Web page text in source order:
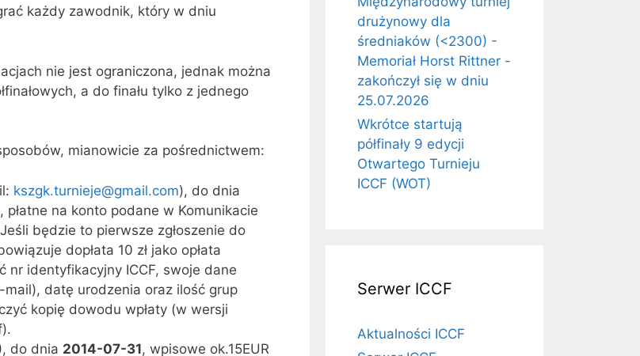
każdy zawodnik, który w dniu
nie jest ograniczona, jednak można
a do finału tylko z jednego
mianowicie za pośrednictwem:
kszgk.turnieje@gmail.com), do dnia
płatne na konto podane w Komunikacie
będzie to pierwsze zgłoszenie do
dopłata 10 zł jako opłata
nr identyfikacyjny ICCF, swoje dane
datę urodzenia oraz ilość grup
kopię dowodu wpłaty (w wersji
, do dnia 2014-07-31, wpisowe ok.15EUR
drużynowy dla
średniaków (<2300) -
Memoriał Horst Rittner -
zakończył się w dniu
25.07.2026
Wkrótce startują
półfinały 9 edycji
Otwartego Turnieju
ICCF (WOT)
Serwer ICCF
Aktualności ICCF